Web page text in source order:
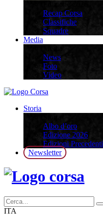
Recap Corsa
Classifiche
Squadre
Media
News
Foto
Video
Storia
Albo d’oro
Edizione 2026
Edizioni Precedenti
Newsletter
ITA